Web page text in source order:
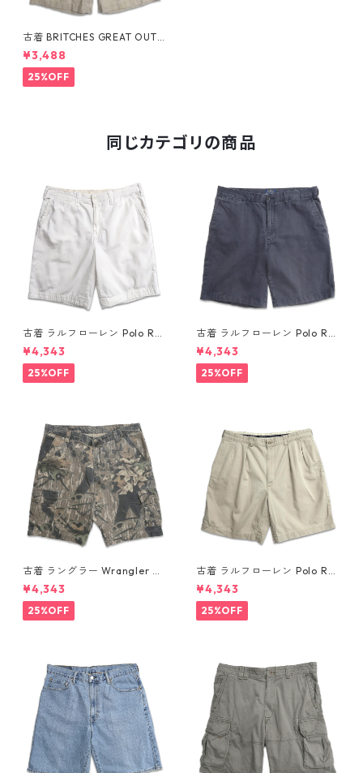
古着 BRITCHES GREAT OUTD
OORS リネン ショートパンツ
ハーフパンツ ツータック ベー
ジュ 表記：34 gd409397n
w60513
¥3,488
25%OFF
同じカテゴリの商品
古着 ラルフローレン Polo Ral
ph Lauren チノ ノータック シ
ョーツ ショートパンツ ハーフ
パンツ ホワイト 表記：W34
gd410365n w60804
¥4,343
25%OFF
古着 ラルフローレン Polo Ral
ph Lauren チノ ノータック シ
ョーツ ショートパンツ ハーフ
パンツ ネイビー系 表記：W34
gd410364n w60804
¥4,343
25%OFF
古着 ラングラー Wrangler リ
アルツリーカモ 迷彩柄 カーゴ
ショートパンツ ハーフパンツ
表記：-- gd410409n w608
08
¥4,343
25%OFF
古着 ラルフローレン Polo Ral
ph Lauren チノ ツータック シ
ョーツ ショートパンツ ハーフ
パンツ ベージュ 表記：W36
gd410363n w60804
¥4,343
25%OFF